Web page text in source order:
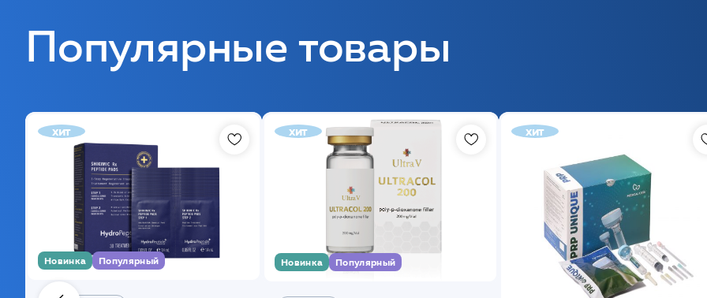
Популярные товары
хит
Новинка Популярный
хит
Новинка Популярный
хит